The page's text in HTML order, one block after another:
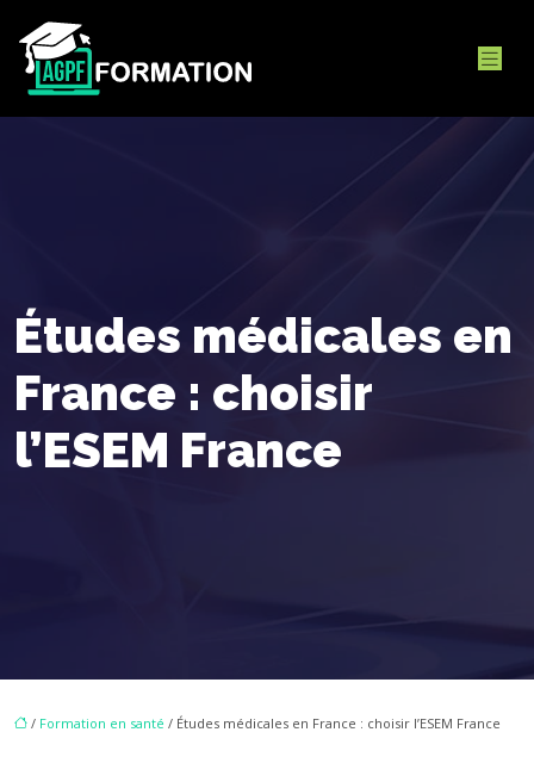
Études médicales en
France : choisir
l’ESEM France
/ Formation en santé / Études médicales en France : choisir l’ESEM France